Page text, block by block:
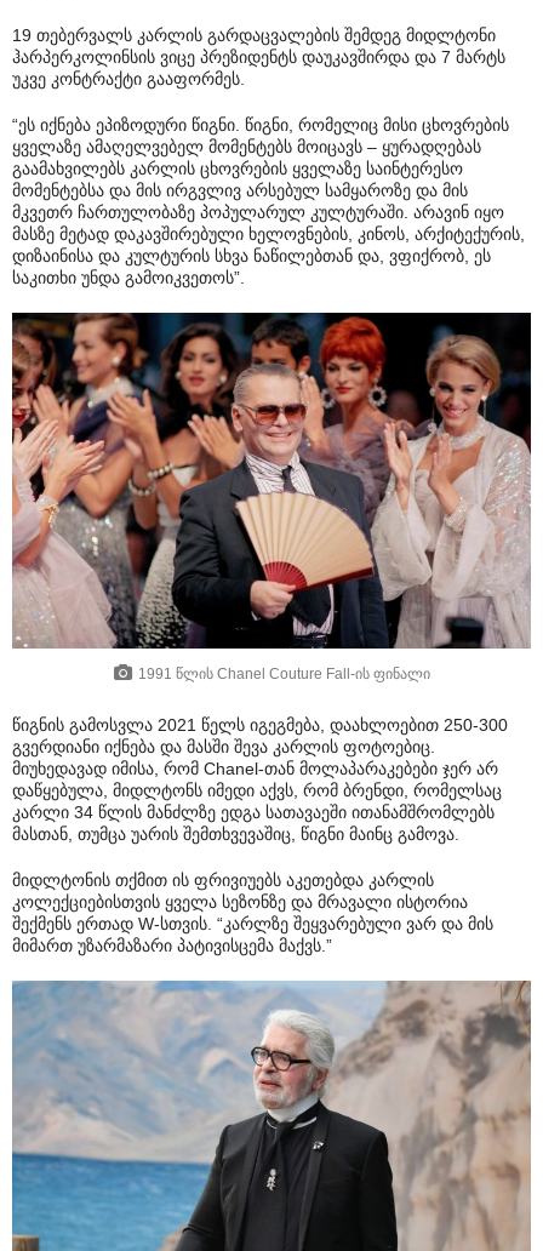
19 თებერვალს კარლის გარდაცვალების შემდეგ მიდლტონი
ჰარპერკოლინსის ვიცე პრეზიდენტს დაუკავშირდა და 7 მარტს
უკვე კონტრაქტი გააფორმეს.
“ეს იქნება ეპიზოდური წიგნი. წიგნი, რომელიც მისი ცხოვრების
ყველაზე ამაღელვებელ მომენტებს მოიცავს – ყურადღებას
გაამახვილებს კარლის ცხოვრების ყველაზე საინტერესო
მომენტებსა და მის ირგვლივ არსებულ სამყაროზე და მის
მკვეთრ ჩართულობაზე პოპულარულ კულტურაში. არავინ იყო
მასზე მეტად დაკავშირებული ხელოვნების, კინოს, არქიტექურის,
დიზაინისა და კულტურის სხვა ნაწილებთან და, ვფიქრობ, ეს
საკითხი უნდა გამოიკვეთოს”.
1991 წლის Chanel Couture Fall-ის ფინალი
წიგნის გამოსვლა 2021 წელს იგეგმება, დაახლოებით 250-300
გვერდიანი იქნება და მასში შევა კარლის ფოტოებიც.
მიუხედავად იმისა, რომ Chanel-თან მოლაპარაკებები ჯერ არ
დაწყებულა, მიდლტონს იმედი აქვს, რომ ბრენდი, რომელსაც
კარლი 34 წლის მანძლზე ედგა სათავაეში ითანამშრომლებს
მასთან, თუმცა უარის შემთხვევაშიც, წიგნი მაინც გამოვა.
მიდლტონის თქმით ის ფრივიუებს აკეთებდა კარლის
კოლექციებისთვის ყველა სეზონზე და მრავალი ისტორია
შექმენს ერთად W-სთვის. “კარლზე შეყვარებული ვარ და მის
მიმართ უზარმაზარი პატივისცემა მაქვს.”